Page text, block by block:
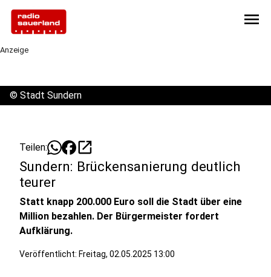
menu
Anzeige
© Stadt Sundern
Teilen: open_in_new
Sundern: Brückensanierung deutlich
teurer
Statt knapp 200.000 Euro soll die Stadt über eine
Million bezahlen. Der Bürgermeister fordert
Aufklärung.
Veröffentlicht: Freitag, 02.05.2025 13:00